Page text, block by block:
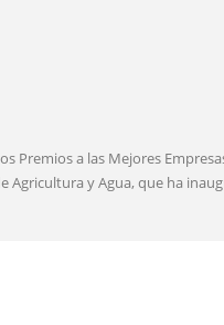
Premios a las Mejores
y Agua, que ha